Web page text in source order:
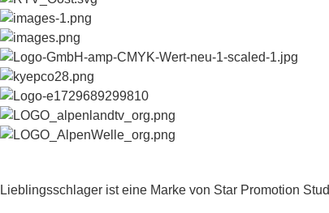
Lieblingsschlager ist eine Marke von Star Promotion